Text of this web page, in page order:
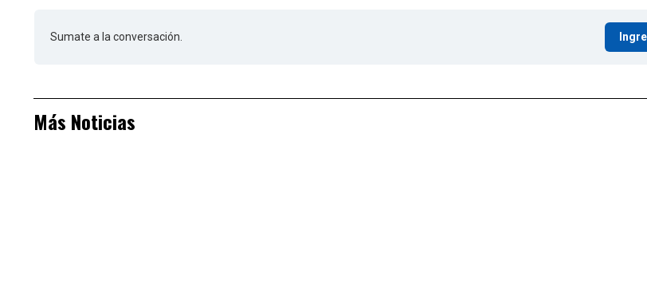
Sumate a la conversación.
Más Noticias